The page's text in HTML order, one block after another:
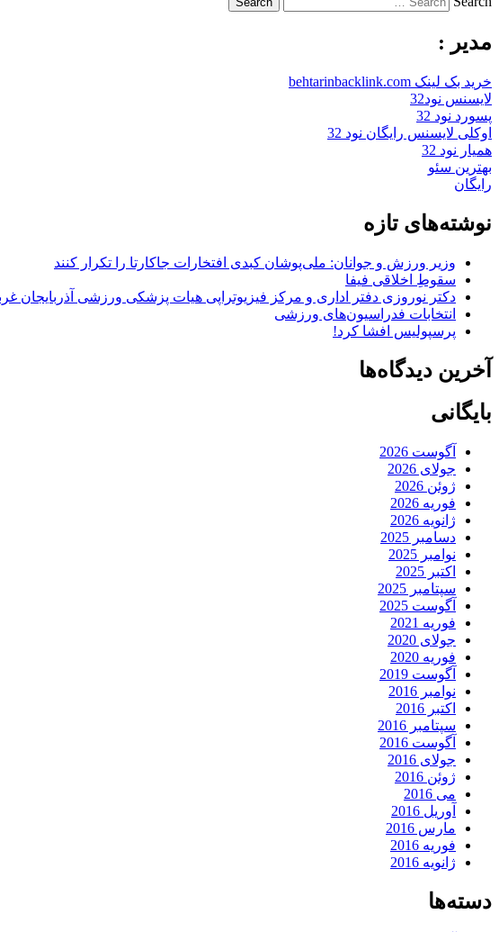
مدیر :
خرید بک لینک behtarinbacklink.com
لایسنس نود32
پسورد نود 32
اوکلی لایسنس رایگان نود 32
همیار نود 32
بهترین سئو
رایگان
نوشته‌های تازه
وزیر ورزش و جوانان: ملی‌پوشان کبدی افتخارات جاکارتا را تکرار کنند
سقوطِ اخلاقی فیفا
دکتر نوروزی دفتر اداری و مرکز فیزیوتراپی هیات پزشکی ورزشی آذربایجان
انتخابات فدراسیون‌های ورزشی
پرسپولیس افشا کرد!
آخرین دیدگاه‌ها
بایگانی
آگوست 2026
جولای 2026
ژوئن 2026
فوریه 2026
ژانویه 2026
دسامبر 2025
نوامبر 2025
اکتبر 2025
سپتامبر 2025
آگوست 2025
فوریه 2021
جولای 2020
فوریه 2020
آگوست 2019
نوامبر 2016
اکتبر 2016
سپتامبر 2016
آگوست 2016
جولای 2016
ژوئن 2016
می 2016
آوریل 2016
مارس 2016
فوریه 2016
ژانویه 2016
دسته‌ها